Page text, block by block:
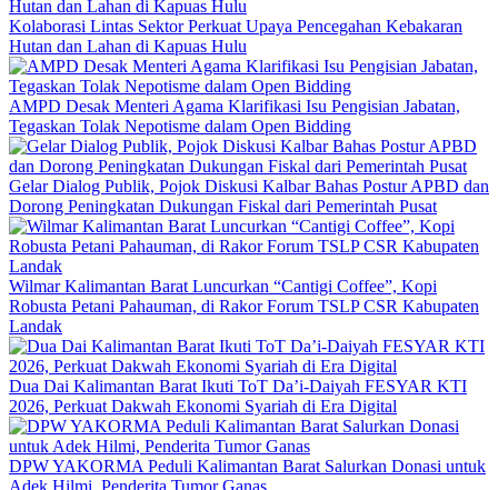
Kolaborasi Lintas Sektor Perkuat Upaya Pencegahan Kebakaran
Hutan dan Lahan di Kapuas Hulu
AMPD Desak Menteri Agama Klarifikasi Isu Pengisian Jabatan,
Tegaskan Tolak Nepotisme dalam Open Bidding
Gelar Dialog Publik, Pojok Diskusi Kalbar Bahas Postur APBD dan
Dorong Peningkatan Dukungan Fiskal dari Pemerintah Pusat
Wilmar Kalimantan Barat Luncurkan “Cantigi Coffee”, Kopi
Robusta Petani Pahauman, di Rakor Forum TSLP CSR Kabupaten
Landak
Dua Dai Kalimantan Barat Ikuti ToT Da’i-Daiyah FESYAR KTI
2026, Perkuat Dakwah Ekonomi Syariah di Era Digital
DPW YAKORMA Peduli Kalimantan Barat Salurkan Donasi untuk
Adek Hilmi, Penderita Tumor Ganas